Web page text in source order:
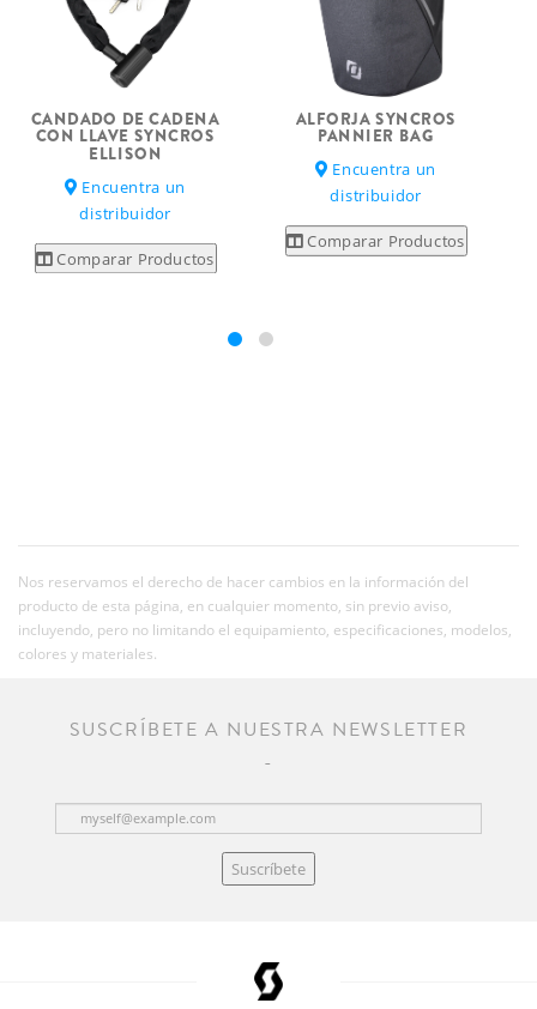
CANDADO DE CADENA
CON LLAVE SYNCROS
ELLISON
Encuentra un
distribuidor
Comparar Productos
ALFORJA SYNCROS
PANNIER BAG
Encuentra un
distribuidor
Comparar Productos
Nos reservamos el derecho de hacer cambios en la información del
producto de esta página, en cualquier momento, sin previo aviso,
incluyendo, pero no limitando el equipamiento, especificaciones, modelos,
colores y materiales.
SUSCRÍBETE A NUESTRA NEWSLETTER
Suscríbete